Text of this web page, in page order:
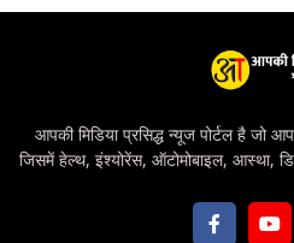
आपकी मिडिया प्रसिद्ध न्यूज पोर्टल है जो
जिसमें हेल्थ, इंश्योरेंस, ऑटोमोबाइल, आस्था,